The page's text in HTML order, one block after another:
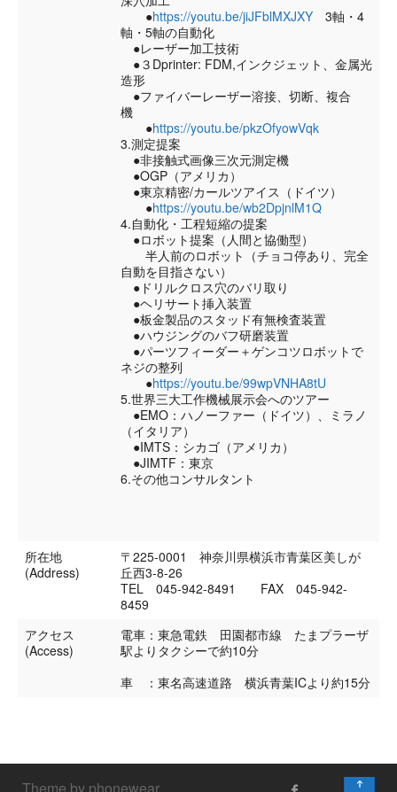
●https://youtu.be/jiJFblMXJXY 3軸・4
軸・5軸の自動化
●レーザー加工技術
●３Dprinter: FDM,インクジェット、金属光
造形
●ファイバーレーザー溶接、切断、複合
機
●https://youtu.be/pkzOfyowVqk
3.測定提案
●非接触式画像三次元測定機
●OGP（アメリカ）
●東京精密/カールツアイス（ドイツ）
●https://youtu.be/wb2DpjnlM1Q
4.自動化・工程短縮の提案
●ロボット提案（人間と協働型）
半人前のロボット（チョコ停あり、完全
自動を目指さない）
●ドリルクロス穴のバリ取り
●ヘリサート挿入装置
●板金製品のスタッド有無検査装置
●ハウジングのバフ研磨装置
●パーツフィーダー＋ゲンコツロボットで
ネジの整列
●https://youtu.be/99wpVNHA8tU
5.世界三大工作機械展示会へのツアー
●EMO：ハノーファー（ドイツ）、ミラノ
（イタリア）
●IMTS：シカゴ（アメリカ）
●JIMTF：東京
6.その他コンサルタント
所在地
(Address)
〒225-0001 神奈川県横浜市青葉区美しが
丘西3-8-26
TEL 045-942-8491 FAX 045-942-
8459
アクセス
(Access)
電車：東急電鉄 田園都市線 たまプラーザ
駅よりタクシーで約10分
車 ：東名高速道路 横浜青葉ICより約15分
↑